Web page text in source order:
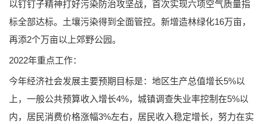
以钉钉子精神打好污染防治攻坚战，首次实现六项空气质量指
标全部达标。土壤污染得到全面管控。新增造林绿化16万亩，
再添2个万亩以上郊野公园。
2022年重点工作：
今年经济社会发展主要预期目标是：地区生产总值增长5%以
上，一般公共预算收入增长4%，城镇调查失业率控制在5%以
内，居民消费价格涨幅3%左右，居民收入稳定增长，努力在实